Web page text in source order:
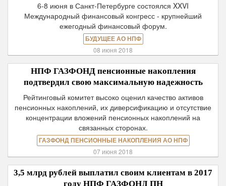
6-8 июня в Санкт-Петербурге состоялся XXVI
Международный финансовый конгресс - крупнейший
ежегодный финансовый форум.
БУДУЩЕЕ АО НПФ
08 июня 2018
НПФ ГАЗФОНД пенсионные накопления
подтвердил свою максимальную надежность
Рейтинговый комитет высоко оценил качество активов
пенсионных накоплений, их диверсификацию и отсутствие
концентрации вложений пенсионных накоплений на
связанных сторонах.
ГАЗФОНД ПЕНСИОННЫЕ НАКОПЛЕНИЯ АО НПФ
07 июня 2018
3,5 млрд рублей выплатил своим клиентам в 2017
году НПФ ГАЗФОНД ПН